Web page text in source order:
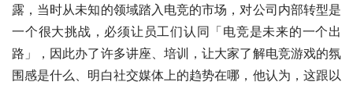
露，当时从未知的领域踏入电竞的市场，对公司内部转型是
一个很大挑战，必须让员工们认同「电竞是未来的一个出
路」，因此办了许多讲座、培训，让大家了解电竞游戏的氛
围感是什么、明白社交媒体上的趋势在哪，他认为，这跟以